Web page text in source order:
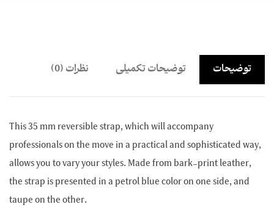
توضیحات توضیحات تکمیلی نظرات (0)
This 35 mm reversible strap, which will accompany
professionals on the move in a practical and sophisticated way,
allows you to vary your styles. Made from bark-print leather,
the strap is presented in a petrol blue color on one side, and
taupe on the other.